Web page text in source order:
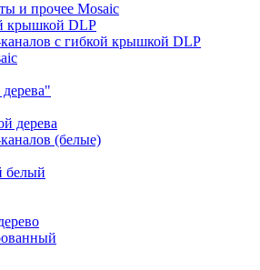
и прочее Mosaic
крышкой DLP
с гибкой крышкой DLP
дерева
(белые)
белый